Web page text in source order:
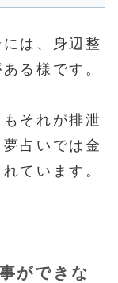
は、身辺整
る様です。
それが排泄
占いでは金
ています。
ができな